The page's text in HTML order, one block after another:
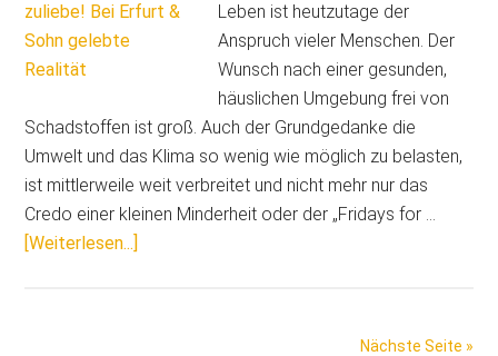
Leben ist heutzutage der
Anspruch vieler Menschen. Der
Wunsch nach einer gesunden,
häuslichen Umgebung frei von
Schadstoffen ist groß. Auch der Grundgedanke die
Umwelt und das Klima so wenig wie möglich zu belasten,
ist mittlerweile weit verbreitet und nicht mehr nur das
Credo einer kleinen Minderheit oder der „Fridays for …
[Weiterlesen...]
Nächste Seite »